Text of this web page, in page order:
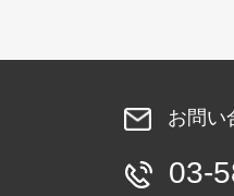
お問い
03-